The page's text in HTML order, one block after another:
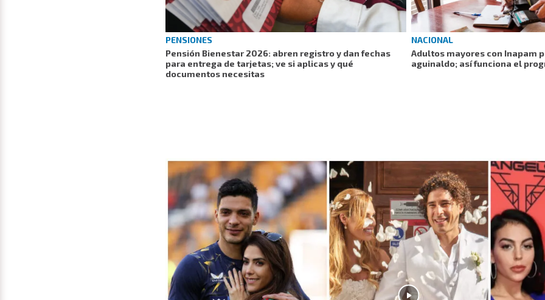
PENSIONES
Pensión Bienestar 2026: abren registro y dan fechas
para entrega de tarjetas; ve si aplicas y qué
documentos necesitas
NACIONAL
Adultos mayores con Inapam
aguinaldo; así funciona el